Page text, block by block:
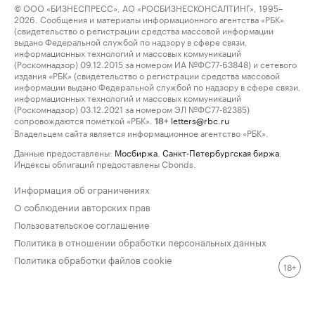
© ООО «БИЗНЕСПРЕСС», АО «РОСБИЗНЕСКОНСАЛТИНГ», 1995–
2026. Сообщения и материалы информационного агентства «РБК»
(свидетельство о регистрации средства массовой информации
выдано Федеральной службой по надзору в сфере связи,
информационных технологий и массовых коммуникаций
(Роскомнадзор) 09.12.2015 за номером ИА №ФС77-63848) и сетевого
издания «РБК» (свидетельство о регистрации средства массовой
информации выдано Федеральной службой по надзору в сфере связи,
информационных технологий и массовых коммуникаций
(Роскомнадзор) 03.12.2021 за номером ЭЛ №ФС77-82385)
сопровождаются пометкой «РБК».
18+ letters@rbc.ru
Владельцем сайта является информационное агентство «РБК».
Данные предоставлены: Мосбиржа Санкт-Петербургская биржа
Индексы облигаций предоставлены Cbonds.
Информация об ограничениях
О соблюдении авторских прав
Пользовательское соглашение
Политика в отношении обработки персональных данных
Политика обработки файлов cookie
18+